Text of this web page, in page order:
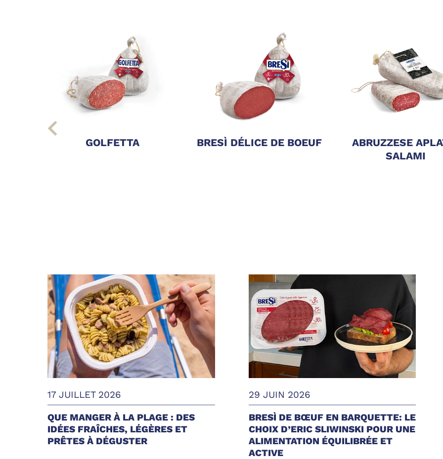
GOLFETTA BRESÌ DÉLICE DE BOEUF
ABRUZZESE
SALAMI
17 JUILLET 2026
QUE MANGER À LA PLAGE : DES
IDÉES FRAÎCHES, LÉGÈRES ET
PRÊTES À DÉGUSTER
29 JUIN 2026
BRESÌ DE BŒUF EN BARQUETTE: LE
CHOIX D’ERIC SLIWINSKI POUR UNE
ALIMENTATION ÉQUILIBRÉE ET
ACTIVE